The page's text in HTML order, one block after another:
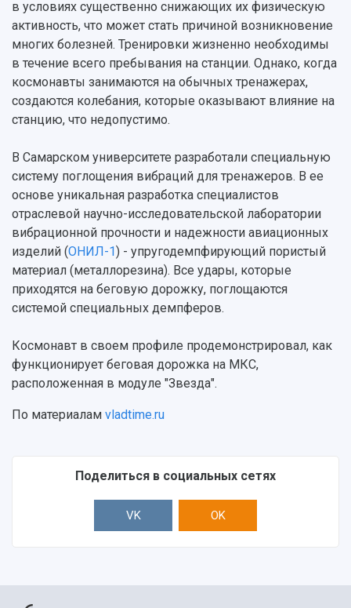
Институты и факультеты
Кафедры
Научные подразделения
Отделы и службы
Общественные организации
Институт искусственного интеллекта
Аграрный карбоновый полигон
Архив
Фирменный стиль
Устойчивое развитие
Кампус
3D-тур по университету
Музеи
Центр истории авиационных двигателей
Ботанический сад
Умный дом бабочек
Международный межвузовский кампус
Официальные документы
Просветительский проект "Одержимы
Тестирование иностранных граждан на
знание русского языка, истории России и
основ законодательства РФ
Платные образовательные услуги
Скидки на обучение
Подготовительные курсы
Библиотека
Видеолекции
Противодействие COVID-19
исследовательской деятельностью
Материальная база
Подразделения научного обслуживания
Организационные документы
Результаты научно-исследовательской
деятельности
Конкурсы научных проектов и грантов
Областной конкурс "Молодой учёный"
Отчеты о научно-исследовательской
деятельности
Журналы Самарского университета
Научные конференции
Патенты
Публикации и издания
Отчеты о проведенных конференциях
в условиях существенно снижающих их физическую
активность, что может стать причиной возникновение
многих болезней. Тренировки жизненно необходимы
в течение всего пребывания на станции. Однако, когда
космонавты занимаются на обычных тренажерах,
создаются колебания, которые оказывают влияние на
станцию, что недопустимо.
В Самарском университете разработали специальную
систему поглощения вибраций для тренажеров. В ее
основе уникальная разработка специалистов
отраслевой научно-исследовательской лаборатории
вибрационной прочности и надежности авиационных
изделий (ОНИЛ-1) - упругодемпфирующий пористый
материал (металлорезина). Все удары, которые
приходятся на беговую дорожку, поглощаются
системой специальных демпферов.
Космонавт в своем профиле продемонстрировал, как
функционирует беговая дорожка на МКС,
расположенная в модуле "Звезда".
По материалам vladtime.ru
Поделиться в социальных сетях
VK OK